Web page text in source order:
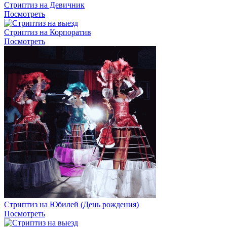
Стриптиз на Девичник
Посмотреть
Стриптиз на Корпоратив
Посмотреть
Стриптиз на Юбилей (День рождения)
Посмотреть